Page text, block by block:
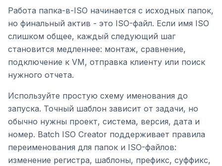
Работа папка-в-ISO начинается с исходных папок,
но финальный актив - это ISO-файл. Если имя ISO
слишком общее, каждый следующий шаг
становится медленнее: монтаж, сравнение,
подключение к VM, отправка клиенту или поиск
нужного отчета.
Используйте простую схему именования до
запуска. Точный шаблон зависит от задачи, но
обычно нужны проект, система, версия, дата и
номер. Batch ISO Creator поддерживает правила
переименования для папок и ISO-файлов:
изменение регистра, шаблоны, префикс, суффикс,